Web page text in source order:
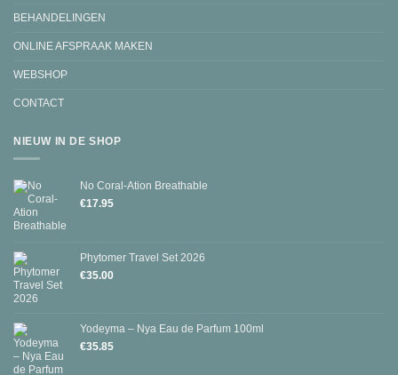
BEHANDELINGEN
ONLINE AFSPRAAK MAKEN
WEBSHOP
CONTACT
NIEUW IN DE SHOP
No Coral-Ation Breathable
€17.95
Phytomer Travel Set 2026
€35.00
Yodeyma – Nya Eau de Parfum 100ml
€35.85